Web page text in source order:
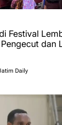
Festival
dan
Daily